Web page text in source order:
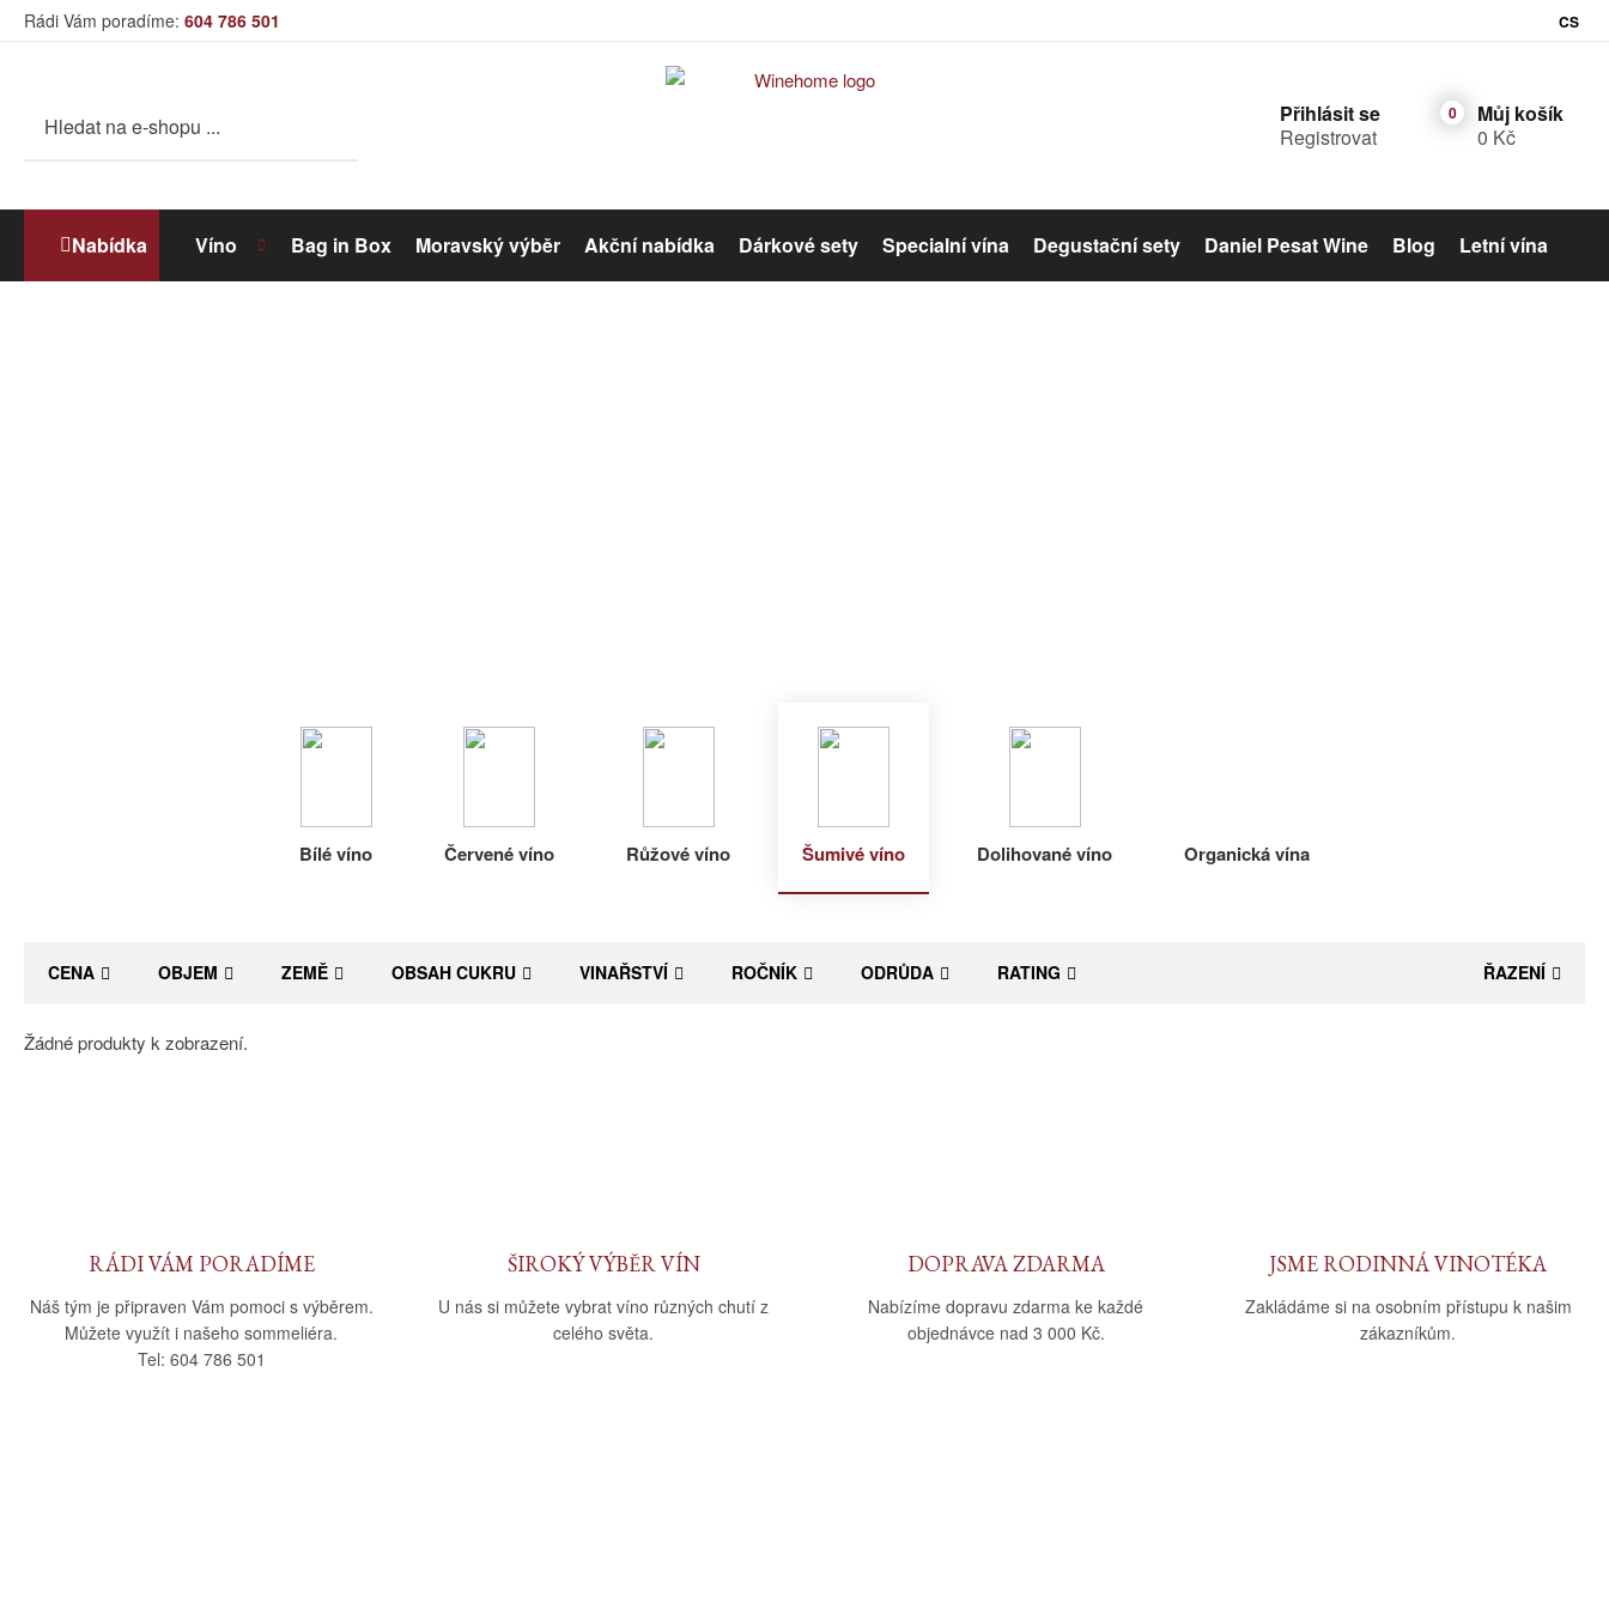
Rádi Vám poradíme: 604 786 501 CS
Přihlásit se
Registrovat
Můj košík
0 Kč
Nabídka Víno Bag in Box Moravský výběr Akční nabídka Dárkové sety Specialní vína Degustační sety Daniel Pesat Wine Blog Letní vína
Bílé víno Červené víno Růžové víno Šumivé víno Dolihované víno Organická vína
CENA OBJEM ZEMĚ OBSAH CUKRU VINAŘSTVÍ ROČNÍK ODRŮDA RATING ŘAZENÍ
Žádné produkty k zobrazení.
RÁDI VÁM PORADÍME
Náš tým je připraven Vám pomoci s výběrem.
Můžete využít i našeho sommeliéra.
Tel: 604 786 501
ŠIROKÝ VÝBĚR VÍN
U nás si můžete vybrat víno různých chutí z
celého světa.
DOPRAVA ZDARMA
Nabízíme dopravu zdarma ke každé
objednávce nad 3 000 Kč.
JSME RODINNÁ VINOTÉKA
Zakládáme si na osobním přístupu k našim
zákazníkům.